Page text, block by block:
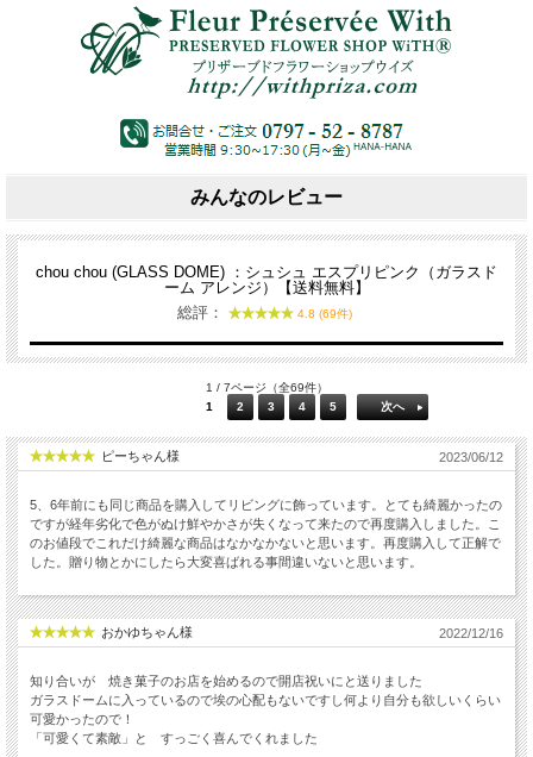
みんなのレビュー
chou chou (GLASS DOME) ：シュシュ エスプリピンク（ガラスド
ーム アレンジ）【送料無料】
総評：
4.8 (69件)
1 / 7ページ（全69件）
1
2 3 4 5 次へ
ピーちゃん様 2023/06/12
5、6年前にも同じ商品を購入してリビングに飾っています。とても綺麗かったの
ですが経年劣化で色がぬけ鮮やかさが失くなって来たので再度購入しました。こ
のお値段でこれだけ綺麗な商品はなかなかないと思います。再度購入して正解で
した。贈り物とかにしたら大変喜ばれる事間違いないと思います。
おかゆちゃん様 2022/12/16
知り合いが 焼き菓子のお店を始めるので開店祝いにと送りました
ガラスドームに入っているので埃の心配もないですし何より自分も欲しいくらい
可愛かったので！
「可愛くて素敵」と すっごく喜んでくれました